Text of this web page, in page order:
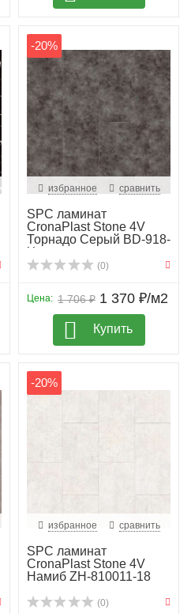
-20%
избранное сравнить
SPC ламинат
CronaPlast Stone 4V
Торнадо Серый BD-918-
X
(0)
1 706 ₽
Цена: 1 370 ₽/м2
Купить
-20%
избранное сравнить
SPC ламинат
CronaPlast Stone 4V
Намиб ZH-810011-18
(0)